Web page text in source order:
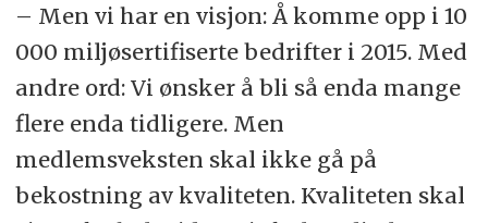
– Men vi har en visjon: Å komme opp i 10
000 miljøsertifiserte bedrifter i 2015. Med
andre ord: Vi ønsker å bli så enda mange
flere enda tidligere. Men
medlemsveksten skal ikke gå på
bekostning av kvaliteten. Kvaliteten skal